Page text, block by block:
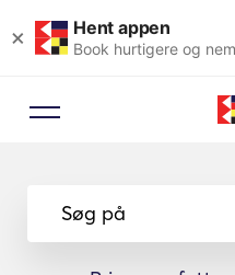
× Hent appen
Book hurtigere og
Søg på